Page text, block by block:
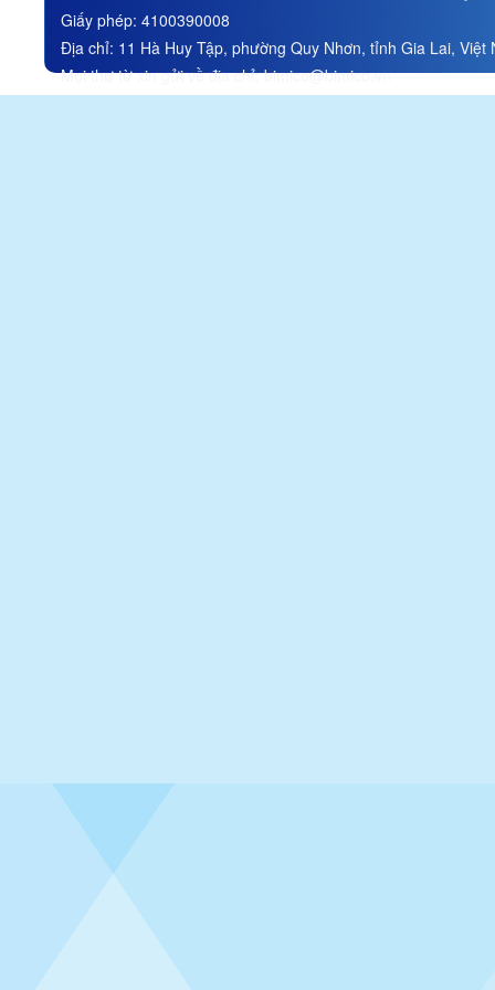
Stock Company
Đính chính thông tin trong tài
liệu ĐHĐCĐ thường niên
năm 2026/ Correction of
Giấy phép: 4100390008
Địa chỉ: 11 Hà Huy Tập, phường Quy Nhơn, tỉnh Gia Lai, Việt
Mọi thư từ xin gửi về địa chỉ:bimico@bimico.vn